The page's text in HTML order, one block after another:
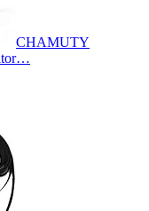
CHAMUTY